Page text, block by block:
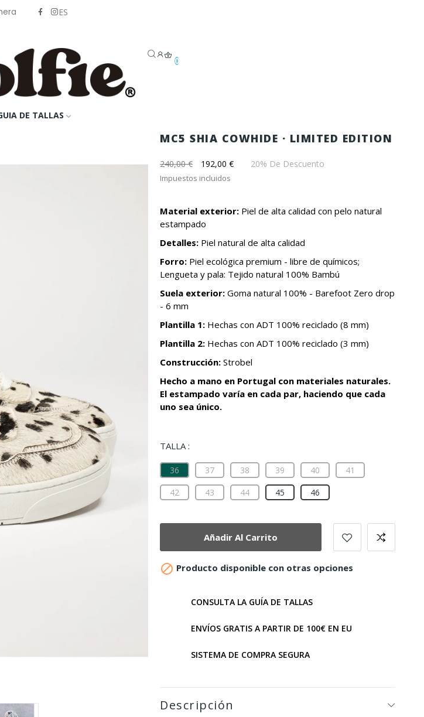
ES
0
DE TALLAS
MC5 SHIA COWHIDE · LIMITED EDITION
240,00 € 192,00 € 20% De Descuento
Impuestos incluidos
Material exterior: Piel de alta calidad con pelo natural
estampado
Detalles: Piel natural de alta calidad
Forro: Piel ecológica premium - libre de químicos;
Lengueta y pala: Tejido natural 100% Bambú
Suela exterior: Goma natural 100% - Barefoot Zero drop
- 6 mm
Plantilla 1: Hechas con ADT 100% reciclado (8 mm)
Plantilla 2: Hechas con ADT 100% reciclado (3 mm)
Construcción: Strobel
Hecho a mano en Portugal con materiales naturales.
El estampado varía en cada par, haciendo que cada
uno sea único.
TALLA :
36 37 38 39 40
41
42
43 44 45 46
Añadir Al Carrito
 Producto disponible con otras opciones
CONSULTA LA GUÍA DE TALLAS
ENVÍOS GRATIS A PARTIR DE 100€ EN EU
SISTEMA DE COMPRA SEGURA
Descripción